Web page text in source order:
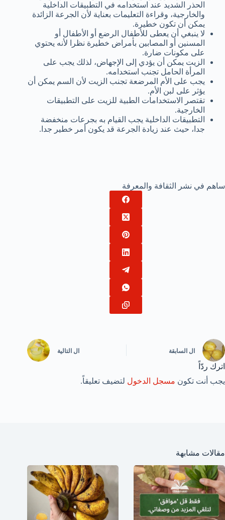
الحذر الشديد عند استخدامه في التطبيقات الداخلية
والخارجية، وقراءة التعليمات بعناية لأن الجرعة الزائدة
يمكن أن تكون خطيرة.
لا ينبغي أن يعطى للأطفال الرضع أو الأطفال أو
المسنين أو المصابين بأمراض خطيرة نظرا لأنه يحتوي
على مكونات ضارة.
الزيت يمكن أن يؤدي إلى الإجهاض، لذلك يجب على
المرأة الحامل تجنب استخدامه.
يجب على الأم المرضعة تجنب الزيت لأن السم يمكن أن
يؤثر على لبن الأم.
تقتصر الاستخدامات الطبية للزيت على التطبيقات
الخارجية.
التطبيقات الداخلية يجب القيام به بجرعات منخفضة
جدا، حيث عند زيادة الجرعة قد يكون أمر خطير جدا.
ساهم في نشر الثقافة والمعرفة
ال السابقة ال التالية
اترك ردّاً
يجب أنت تكون مسجل الدخول لتضيف تعليقاً.
مقالات مشابهة